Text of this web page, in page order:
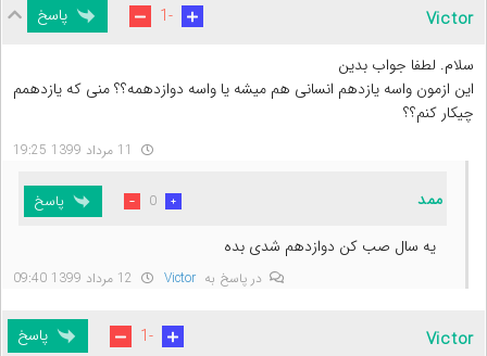
Victor
سلام. لطفا جواب بدین
این ازمون واسه یازدهم انسانی هم میشه یا واسه دوازدهمه؟؟ منی که یازدهمم
چیکار کنم؟؟
-1 پاسخ
ممد
در پاسخ به Victor
یه سال صب کن دوازدهم شدی بده
0 پاسخ
Victor
-1 پاسخ